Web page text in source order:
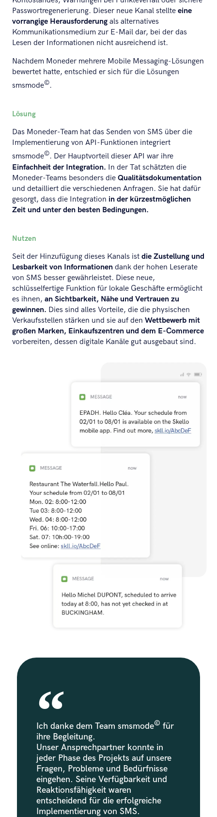
Passwortregenerierung. Dieser neue Kanal stellte eine
vorrangige Herausforderung als alternatives
Kommunikationsmedium zur E-Mail dar, bei der das
Lesen der Informationen nicht ausreichend ist.
Nachdem Moneder mehrere Mobile Messaging-Lösungen
bewertet hatte, entschied er sich für die Lösungen
smsmode©.
Lösung
Das Moneder-Team hat das Senden von SMS über die
Implementierung von API-Funktionen integriert
smsmode©. Der Hauptvorteil dieser API war ihre
Einfachheit der Integration. In der Tat schätzten die
Moneder-Teams besonders die Qualitätsdokumentation
und detailliert die verschiedenen Anfragen. Sie hat dafür
gesorgt, dass die Integration in der kürzestmöglichen
Zeit und unter den besten Bedingungen.
Nutzen
Seit der Hinzufügung dieses Kanals ist die Zustellung und
Lesbarkeit von Informationen dank der hohen Leserate
von SMS besser gewährleistet. Diese neue,
schlüsselfertige Funktion für lokale Geschäfte ermöglicht
es ihnen, an Sichtbarkeit, Nähe und Vertrauen zu
gewinnen. Dies sind alles Vorteile, die die physischen
Verkaufsstellen stärken und sie auf den Wettbewerb mit
großen Marken, Einkaufszentren und dem E-Commerce
vorbereiten, dessen digitale Kanäle gut ausgebaut sind.
Ich danke dem Team smsmode© für
ihre Begleitung.
Unser Ansprechpartner konnte in
jeder Phase des Projekts auf unsere
Fragen, Probleme und Bedürfnisse
eingehen. Seine Verfügbarkeit und
Reaktionsfähigkeit waren
entscheidend für die erfolgreiche
Implementierung von SMS.